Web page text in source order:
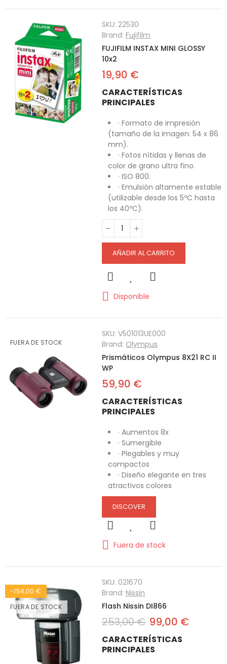
SKU:22530
Brand:Fujifilm
FUJIFILM INSTAX MINI GLOSSY
10x2
19,90 €
CARACTERÍSTICAS
PRINCIPALES
· Formato de impresión
(tamaño de la imagen: 54 x 86
mm).
· Fotos nítidas y llenas de
color de grano ultra fino.
· ISO 800.
· Emulsión altamente estable
(utilizable desde los 5ºC hasta
los 40ºC).
AÑADIR AL CARRITO
Disponible
FUERA DE STOCK
SKU:V501013UE000
Brand: Olympus
Prismáticos Olympus 8X21 RC II
WP
59,90 €
CARACTERÍSTICAS
PRINCIPALES
· Aumentos 8x
· Sumergible
· Plegables y muy
compactos
· Diseño elegante en tres
atractivos colores
DISCOVER
Fuera de stock
-154,00 €
FUERA DE STOCK
SKU: 021670
Brand:Nissin
Flash Nissin DI866
253,00 € 99,00 €
CARACTERÍSTICAS
PRINCIPALES